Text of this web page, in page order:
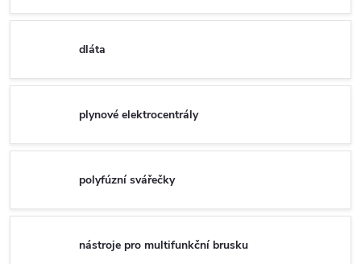
dláta
plynové elektrocentrály
polyfúzní svářečky
nástroje pro multifunkční brusku